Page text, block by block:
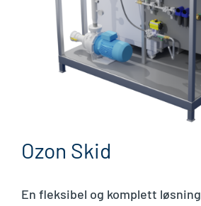
Ozon Skid
En fleksibel og komplett løsning